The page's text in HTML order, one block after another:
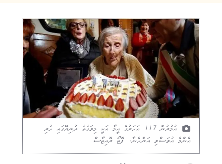
އުމުރުން 117 އަހަރުގެ އީމާ އަކީ މިވަގުތު ދުނިޔޭގައި ހުރި
އެންމެ އުވަސްވި އަންހެނާ. ފޮޓޯ ރޮއިޓާސް